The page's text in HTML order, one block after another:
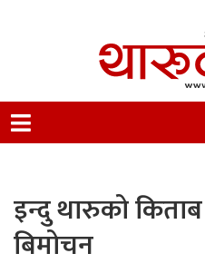
Nepal.
इन्दु थारुको किताब
बिमोचन